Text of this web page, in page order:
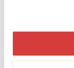
enger